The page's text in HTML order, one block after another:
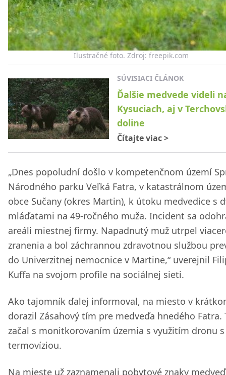
Ilustračné foto. Zdroj: freepik.com
SÚVISIACI ČLÁNOK
Ďalšie medvede videli
Kysuciach, aj v
doline
Čítajte viac>
„Dnes popoludní došlo v kompetenčnom území
Národného parku Veľká Fatra, v katastrálnom
obce Sučany (okres Martin), k útoku medvedice s
mláďatami na 49-ročného muža. Incident sa
areáli miestnej firmy. Napadnutý muž utrpel
zranenia a bol záchrannou zdravotnou službou
do Univerzitnej nemocnice v Martine,“ uverejnil
Kuffa na svojom profile na sociálnej sieti.
Ako tajomník ďalej informoval, na miesto v
dorazil Zásahový tím pre medveďa hnedého Fatra.
začal s monitkorovaním územia s využitím dronu s
termovíziou.
Na mieste už zaznamenali pobytové znaky